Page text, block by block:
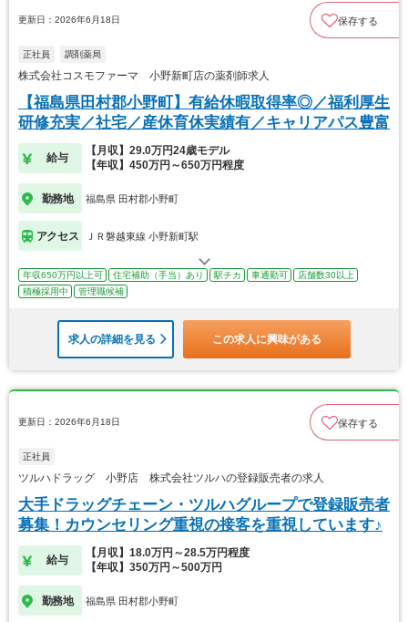
更新日：2026年6月18日 保存する
正社員 調剤薬局
株式会社コスモファーマ 小野新町店の薬剤師求人
【福島県田村郡小野町】有給休暇取得率◎／福利厚生
研修充実／社宅／産休育休実績有／キャリアパス豊富
給与
【月収】29.0万円24歳モデル
【年収】450万円～650万円程度
勤務地 福島県 田村郡小野町
アクセス ＪＲ磐越東線 小野新町駅
年収650万円以上可 住宅補助（手当）あり 駅チカ 車通勤可
店舗数30以上
積極採用中
管理職候補
求人の詳細を見る この求人に興味がある
更新日：2026年6月18日 保存する
正社員
ツルハドラッグ 小野店 株式会社ツルハの登録販売者の求人
大手ドラッグチェーン・ツルハグループで登録販売者
募集！カウンセリング重視の接客を重視しています♪
給与
【月収】18.0万円～28.5万円程度
【年収】350万円～500万円
勤務地 福島県 田村郡小野町